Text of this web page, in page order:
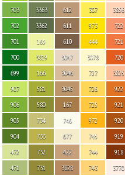
703
702
701
700
699
907
906
905
904
472
471
3363
3362
165
3819
166
581
580
734
733
732
731
612
611
610
3047
3046
3045
167
746
677
422
3828
307
973
444
3078
727
726
725
972
745
744
743
3856
722
721
720
3825
922
921
920
919
918
3770